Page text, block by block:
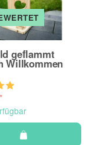
geflammt
Willkommen
*